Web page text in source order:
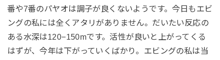
番や7番のパヤオは調子が良くないようです。今日もエビ
ングの私には全くアタリがありません。だいたい反応の
ある水深は120−150mです。活性が良いと上がってくる
はずが、今年は下がっていくばかり。エビングの私は当